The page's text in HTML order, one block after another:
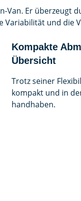
Van. Er überzeugt
Variabilität und die
Kompakte
Übersicht
Trotz seiner
kompakt und in
handhaben.